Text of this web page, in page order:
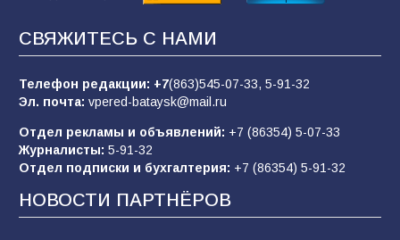
пропагандистский вброс
«Слухами Москву не возьмёшь»: почему
заявления Киева о мобилизации — это
отчаяние, а не разведка
81 02.08.2026
СВЯЖИТЕСЬ С НАМИ
Телефон редакции: +7(863)545-07-33, 5-91-32
Эл. почта: vpered-bataysk@mail.ru
Отдел рекламы и объявлений: +7 (86354) 5-07-33
Журналисты: 5-91-32
Отдел подписки и бухгалтерия: +7 (86354) 5-91-32
НОВОСТИ ПАРТНЁРОВ